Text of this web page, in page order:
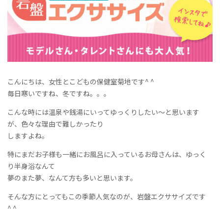
こんにちは、女性とこどもの保健室菊地です^ ^
毎日寒いですね、冬ですね。。。
こんな時には温泉や銭湯にいってゆっくりしたい～と思います
が、色々な理由で難しかったり
しますよね。
特にまだお子様も一緒にお風呂に入っているお母さんは、ゆっく
り半身浴なんて
夢のまた夢、なんて方も多いと思います。
そんな方にとってもこの季節人気なのが、岩盤エクササイズです
^ ^